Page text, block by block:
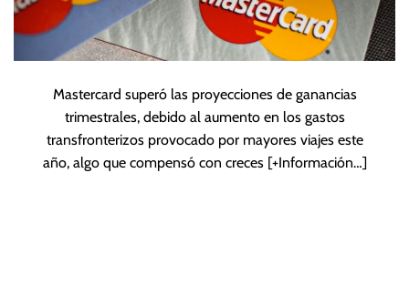
Mastercard superó las proyecciones de ganancias
trimestrales, debido al aumento en los gastos
transfronterizos provocado por mayores viajes este
año, algo que compensó con creces [+Información…]